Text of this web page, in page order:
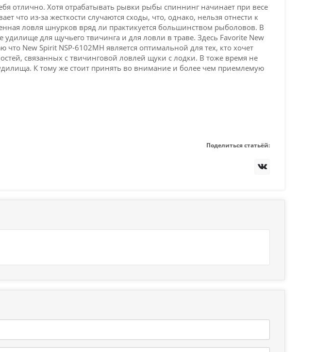
отлично. Хотя отрабатывать рывки рыбы спиннинг начинает при весе
что из-за жесткости случаются сходы, что, однако, нельзя отнести к
ловля шнурков вряд ли практикуется большинством рыболовов. В
для щучьего твичинга и для ловли в траве. Здесь Favorite New
New Spirit NSP-6102MH является оптимальной для тех, кто хочет
связанных с твичинговой ловлей щуки с лодки. В тоже время не
К тому же стоит принять во внимание и более чем приемлемую
Поделиться статьёй: